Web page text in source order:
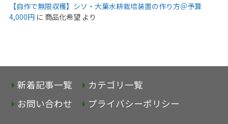
【自作で無限収穫】シソ・大葉水耕栽培装置の作り方＠予算
4,000円に 商品化希望より
新着記事一覧
カテゴリ一覧
お問い合わせ
プライバシーポリシー